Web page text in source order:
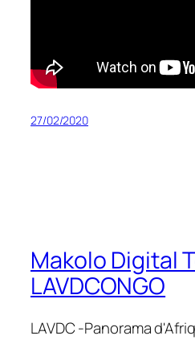
27/02/2020
Makolo Digital
LAVDCONGO
LAVDC -Panorama